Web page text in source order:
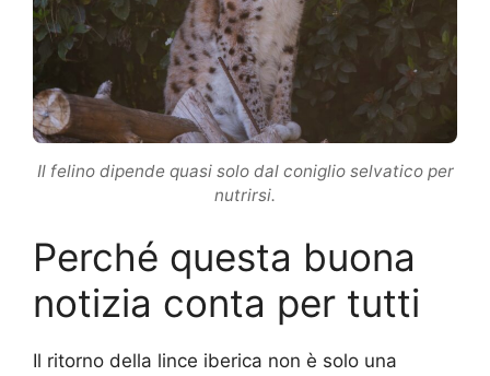
Il felino dipende quasi solo dal coniglio selvatico per
nutrirsi.
Perché questa buona
notizia conta per tutti
Il ritorno della lince iberica non è solo una